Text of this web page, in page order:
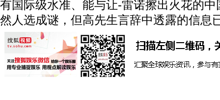
有国际级水准、能与让-雷诺擦出火花的
然人选成谜，但高先生言辞中透露的信息